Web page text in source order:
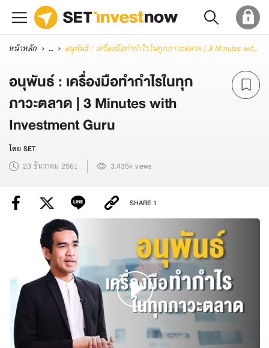
หน้าหลัก ... อนุพันธ์ : เครื่องมือทำกำไรในทุกภาวะตลาด | 3 Minutes with Investment Guru
อนุพันธ์ : เครื่องมือทำกำไรในทุก
ภาวะตลาด | 3 Minutes with
Investment Guru
โดย SET
23 ธันวาคม 2561
3.435k views
SHARE1